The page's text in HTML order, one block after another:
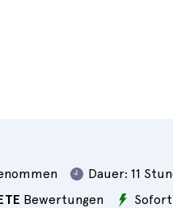
Dauer: 11
Bewertungen